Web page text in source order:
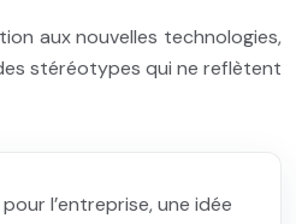
aux nouvelles technologies,
stéréotypes qui ne reflètent
l’entreprise, une idée